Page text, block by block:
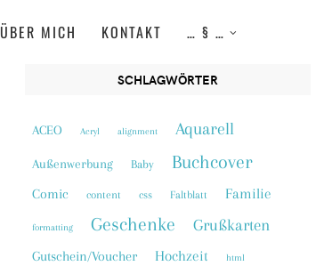
ÜBER MICH KONTAKT … § …
SCHLAGWÖRTER
ACEO Acryl alignment Aquarell
Außenwerbung Baby Buchcover
Comic content css Faltblatt Familie
formatting Geschenke Grußkarten
Gutschein/Voucher Hochzeit html